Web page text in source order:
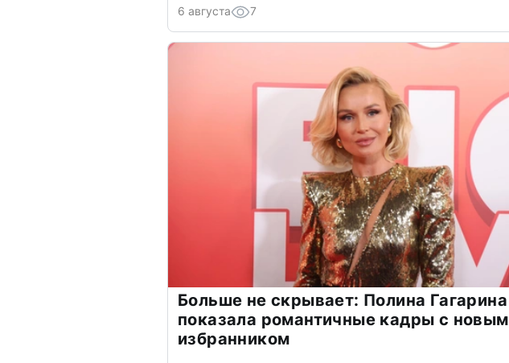
6 августа 7
Больше не скрывает: Полина Гагарина
показала романтичные кадры с новым
избранником